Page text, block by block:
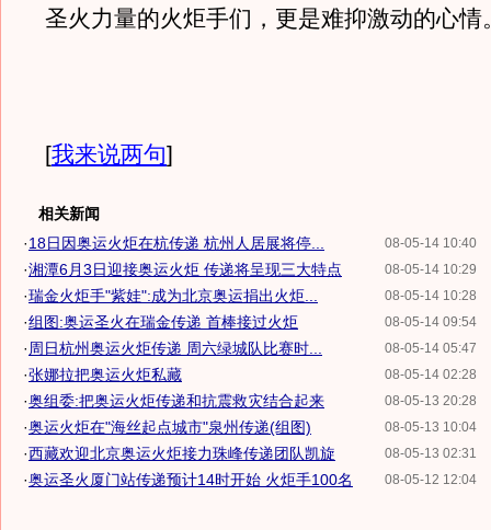
圣火力量的火炬手们，更是难抑激动的心情
[我来说两句]
相关新闻
08-05-14 10:40
·18日因奥运火炬在杭传递 杭州人居展将停...
08-05-14 10:29
·湘潭6月3日迎接奥运火炬 传递将呈现三大特点
08-05-14 10:28
·瑞金火炬手"紫娃":成为北京奥运捐出火炬...
08-05-14 09:54
·组图:奥运圣火在瑞金传递 首棒接过火炬
08-05-14 05:47
· 周日杭州奥运火炬传递 周六绿城队比赛时...
08-05-14 02:28
·张娜拉把奥运火炬私藏
08-05-13 20:28
·奥组委:把奥运火炬传递和抗震救灾结合起来
08-05-13 10:04
·奥运火炬在"海丝起点城市"泉州传递(组图)
08-05-13 02:31
·西藏欢迎北京奥运火炬接力珠峰传递团队凯旋
08-05-12 12:04
·奥运圣火厦门站传递预计14时开始 火炬手100名